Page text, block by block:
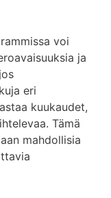
voi
ja
eri
kuukaudet,
Tämä
mahdollisia